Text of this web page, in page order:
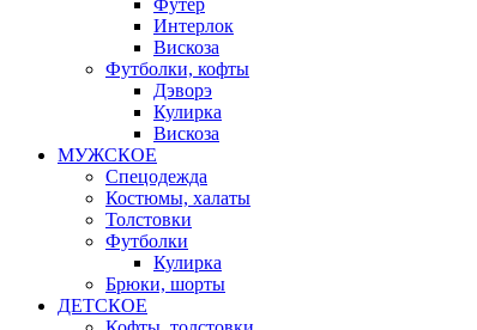
Футер
Интерлок
Вискоза
Футболки, кофты
Дэворэ
Кулирка
Вискоза
МУЖСКОЕ
Спецодежда
Костюмы, халаты
Толстовки
Футболки
Кулирка
Брюки, шорты
ДЕТСКОЕ